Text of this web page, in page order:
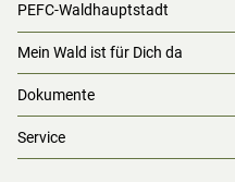
PEFC-Waldhauptstadt
Mein Wald ist für Dich da
Dokumente
Service